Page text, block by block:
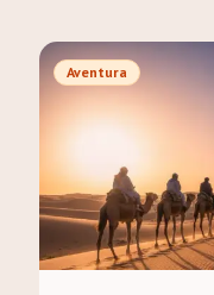
Aventura